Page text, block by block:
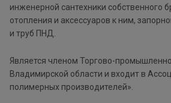
инженерной сантехники собственного
отопления и аксессуаров к ним,
и труб ПНД.
Является членом Торгово-
Владимирской области и входит в
полимерных производителей».